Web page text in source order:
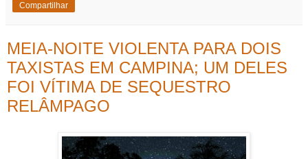
Compartilhar
MEIA-NOITE VIOLENTA PARA DOIS
TAXISTAS EM CAMPINA; UM DELES
FOI VÍTIMA DE SEQUESTRO
RELÂMPAGO